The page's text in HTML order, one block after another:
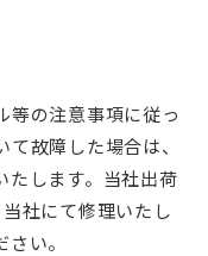
等の注意事項に従っ
故障した場合は、
たします。当社出荷
社にて修理いたし
い。